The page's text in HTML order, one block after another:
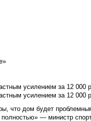
усилением за 12 000
усилением за 12 000
что дом будет
— министр